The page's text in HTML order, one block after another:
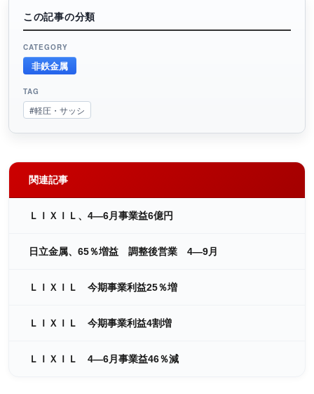
この記事の分類
CATEGORY
非鉄金属
TAG
#軽圧・サッシ
関連記事
ＬＩＸＩＬ、4―6月事業益6億円
日立金属、65％増益 調整後営業 4―9月
ＬＩＸＩＬ 今期事業利益25％増
ＬＩＸＩＬ 今期事業利益4割増
ＬＩＸＩＬ 4―6月事業益46％減